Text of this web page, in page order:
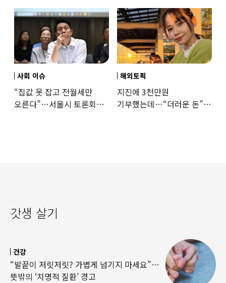
사회 이슈
“집값 못 잡고 전월세만
오른다”…서울시 토론회서
해외토픽
지진에 3천만원
기부했는데…“더러운 돈”
갓생 살기
건강
“발끝이 저릿저릿? 가볍게 넘기지 마세요”…
뜻밖의 ‘치명적 질환’ 경고